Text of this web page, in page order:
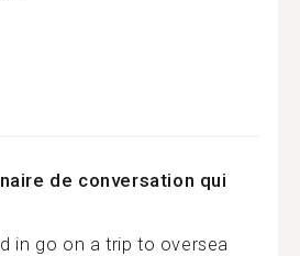
de conversation qui
in go on a trip to oversea